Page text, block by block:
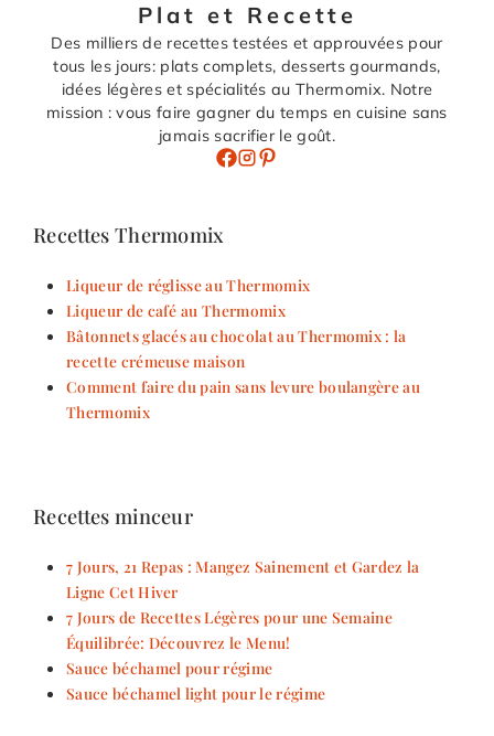
Plat et Recette
Des milliers de recettes testées et approuvées pour
tous les jours: plats complets, desserts gourmands,
idées légères et spécialités au Thermomix. Notre
mission : vous faire gagner du temps en cuisine sans
jamais sacrifier le goût.
Recettes Thermomix
Liqueur de réglisse au Thermomix
Liqueur de café au Thermomix
Bâtonnets glacés au chocolat au Thermomix : la
recette crémeuse maison
Comment faire du pain sans levure boulangère au
Thermomix
Recettes minceur
7 Jours, 21 Repas : Mangez Sainement et Gardez la
Ligne Cet Hiver
7 Jours de Recettes Légères pour une Semaine
Équilibrée: Découvrez le Menu!
Sauce béchamel pour régime
Sauce béchamel light pour le régime